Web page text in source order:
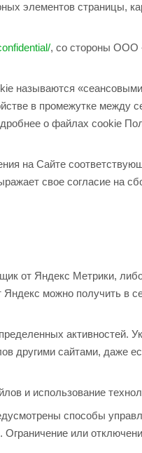
элементов страницы,
, со стороны ООО
называются
в промежутке между
о файлах cookie
на Сайте
свое согласие на
от Яндекс Метрики,
можно получить в
активностей.
другими сайтами, даже
и использование
способы
или